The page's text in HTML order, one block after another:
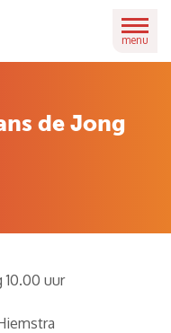
menu
de Jong
10.00 uur